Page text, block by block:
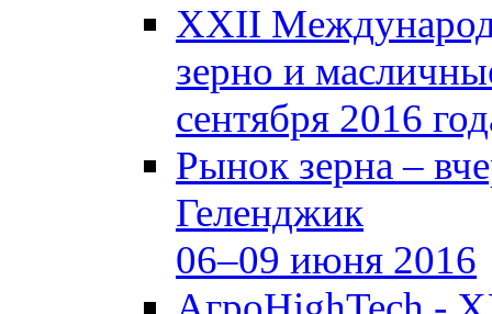
XXII
зерно и
сентября 2016
Рынок зерна –
Геленджик
06–09 июня 2016